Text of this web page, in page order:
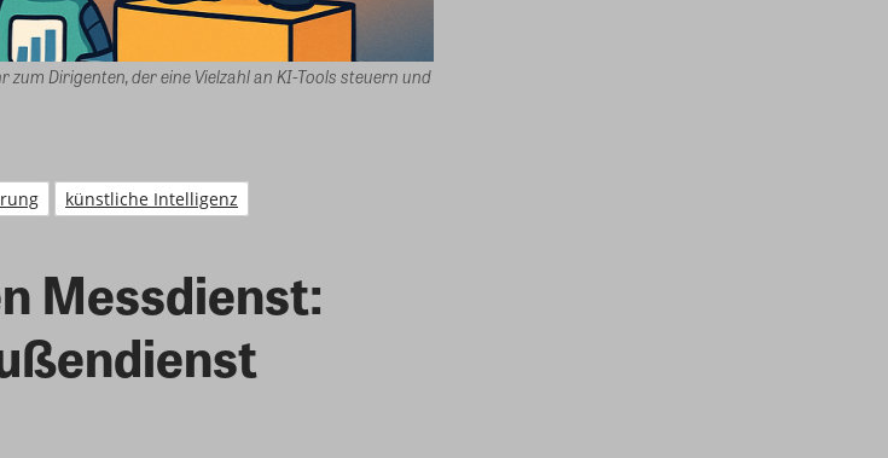
Dirigenten, der eine Vielzahl an KI-Tools steuern und
künstliche Intelligenz
Messdienst: